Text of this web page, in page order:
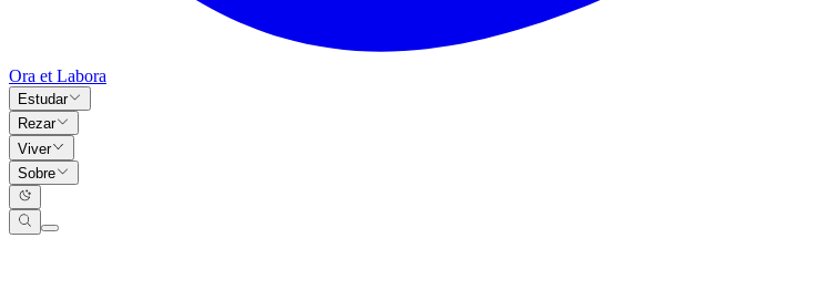
Ora et Labora
Estudar
Rezar
Viver
Sobre